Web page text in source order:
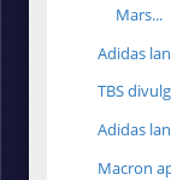
Mars...
Adidas
TBS
Adidas
Macron